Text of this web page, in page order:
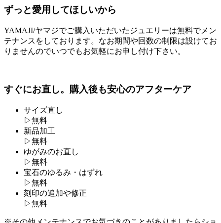
ずっと愛用してほしいから
YAMAJI/ヤマジでご購入いただいたジュエリーは無料でメン
テナンスをしております。なお期間や回数の制限は設けてお
りませんのでいつでもお気軽にお申し付け下さい。
すぐにお直し。購入後も安心のアフターケア
サイズ直し
▷無料
新品加工
▷無料
ゆがみのお直し
▷無料
宝石のゆるみ・はずれ
▷無料
刻印の追加や修正
▷無料